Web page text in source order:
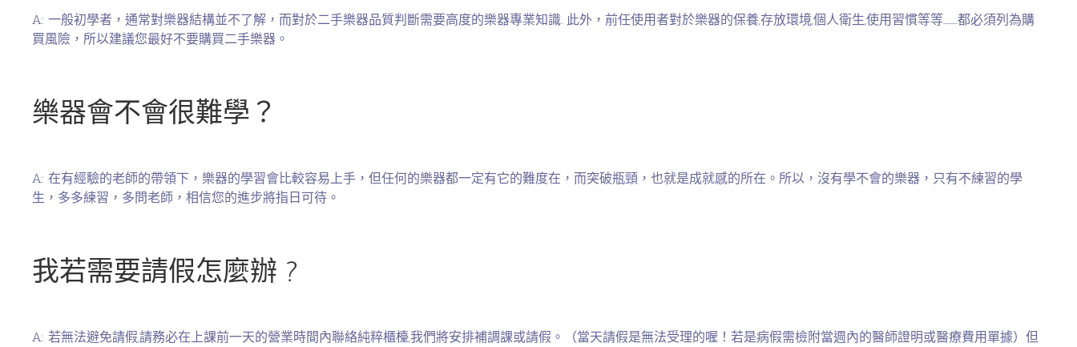
A: 一般初學者，通常對樂器結構並不了解，而對於二手樂器品質判斷需要高度的樂器專業知識. 此外，前任使用者對於樂器的保養,存放環境,個人衛生,使用習慣等等………都必須列為購
買風險，所以建議您最好不要購買二手樂器。
樂器會不會很難學？
A: 在有經驗的老師的帶領下，樂器的學習會比較容易上手，但任何的樂器都一定有它的難度在，而突破瓶頸，也就是成就感的所在。所以，沒有學不會的樂器，只有不練習的學
生，多多練習，多問老師，相信您的進步將指日可待。
我若需要請假怎麼辦 ?
A: 若無法避免請假,請務必在上課前一天的營業時間內聯絡純粹櫃檯,我們將安排補調課或請假。（當天請假是無法受理的喔！若是病假需檢附當週內的醫師證明或醫療費用單據）但